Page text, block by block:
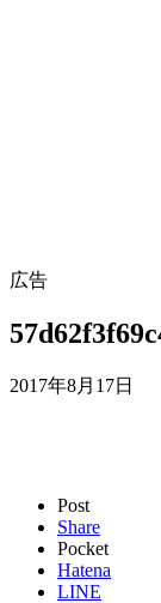
広告
2017年8月17日
Post
Share
Pocket
Hatena
LINE